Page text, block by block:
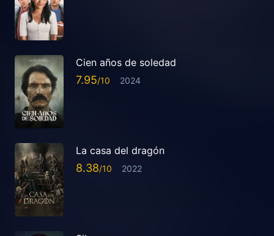
Cien años de soledad
7.95 2024
La casa del dragón
8.38 2022